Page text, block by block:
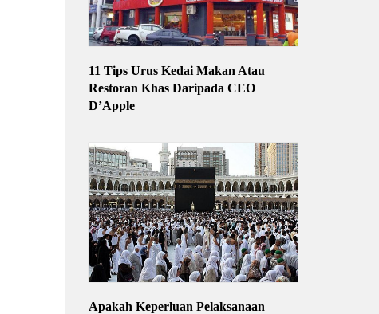
11 Tips Urus Kedai Makan Atau
Restoran Khas Daripada CEO
D’Apple
Apakah Keperluan Pelaksanaan